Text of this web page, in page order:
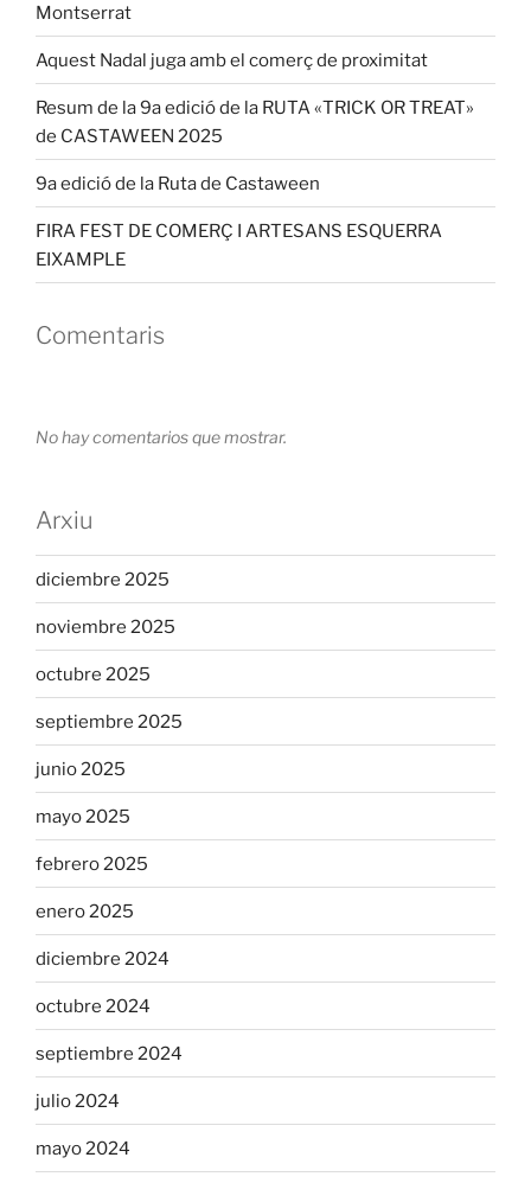
Montserrat
Aquest Nadal juga amb el comerç de proximitat
Resum de la 9a edició de la RUTA «TRICK OR TREAT»
de CASTAWEEN 2025
9a edició de la Ruta de Castaween
FIRA FEST DE COMERÇ I ARTESANS ESQUERRA
EIXAMPLE
Comentaris
No hay comentarios que mostrar.
Arxiu
diciembre 2025
noviembre 2025
octubre 2025
septiembre 2025
junio 2025
mayo 2025
febrero 2025
enero 2025
diciembre 2024
octubre 2024
septiembre 2024
julio 2024
mayo 2024